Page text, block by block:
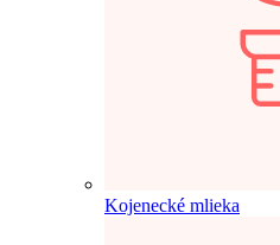
Kojenecké mlieka